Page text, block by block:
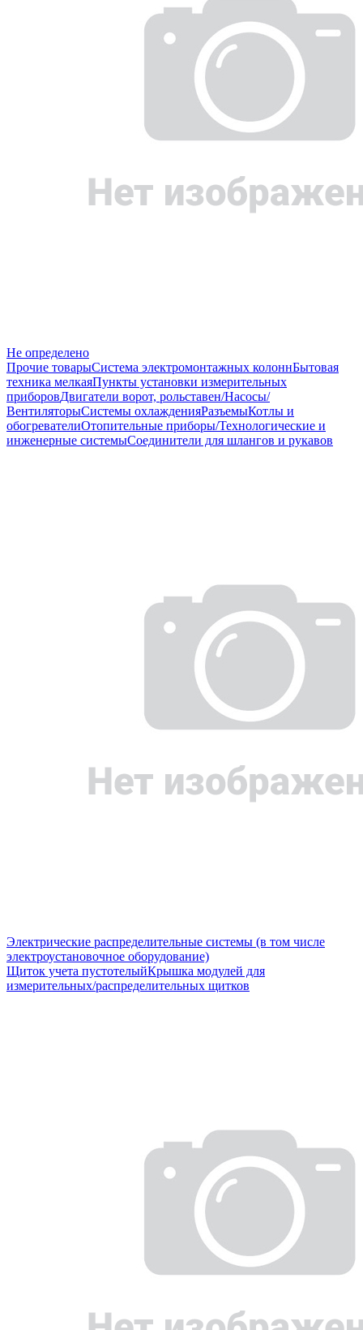
Не определено
Прочие товарыСистема электромонтажных колоннБытовая
техника мелкаяПункты установки измерительных
приборовДвигатели ворот, рольставен/Насосы/
ВентиляторыСистемы охлажденияРазъемыКотлы и
обогревателиОтопительные приборы/Технологические и
инженерные системыСоединители для шлангов и рукавов
Электрические распределительные системы (в том числе
электроустановочное оборудование)
Щиток учета пустотелыйКрышка модулей для
измерительных/распределительных щитков